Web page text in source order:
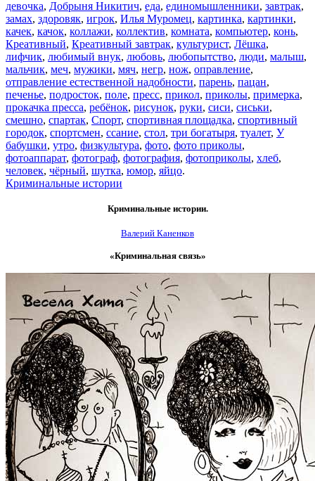
девочка, Добрыня Никитич, еда, единомышленники, завтрак,
замах, здоровяк, игрок, Илья Муромец, картинка, картинки,
качек, качок, коллажи, коллектив, комната, компьютер, конь,
Креативный, Креативный завтрак, культурист, Лёшка,
лифчик, любимый внук, любовь, любопытство, люди, малыш,
мальчик, меч, мужики, мяч, негр, нож, оправление,
отправление естественной надобности, парень, пацан,
печенье, подросток, поле, пресс, прикол, приколы, примерка,
прокачка пресса, ребёнок, рисунок, руки, сиси, сиськи,
смешно, спартак, Спорт, спортивная площадка, спортивный
городок, спортсмен, ссание, стол, три богатыря, туалет, У
бабушки, утро, физкультура, фото, фото приколы,
фотоаппарат, фотограф, фотография, фотоприколы, хлеб,
человек, чёрный, шутка, юмор, яйцо.
Криминальные истории
Криминальные истории.
Валерий Каненков
«Криминальная связь»